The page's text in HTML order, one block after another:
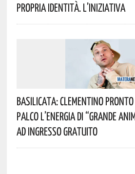
Propria Identità. L’iniziativa
Basilicata: Clementino
Palco L’energia Di “Grande
Ad Ingresso Gratuito